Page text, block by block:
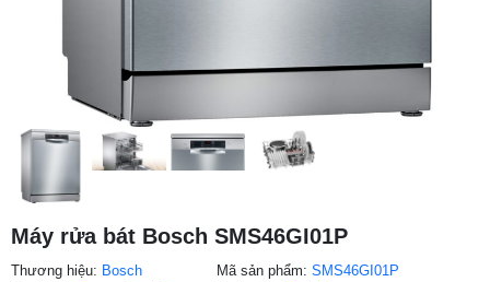
Máy rửa bát Bosch SMS46GI01P
Thương hiệu: Bosch
Mã sản phẩm:SMS46GI01P